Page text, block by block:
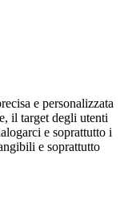
e personalizzata
il target degli utenti
e soprattutto i
e soprattutto